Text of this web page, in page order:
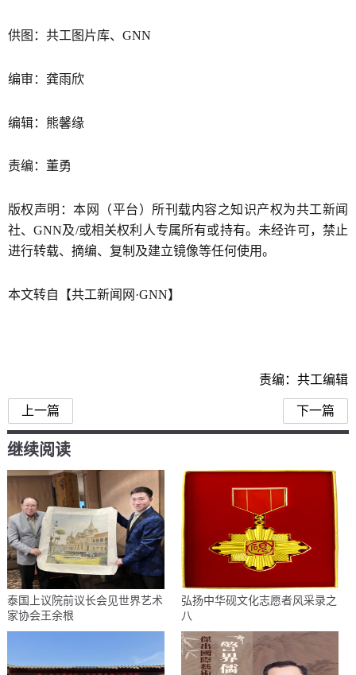
供图：共工图片库、GNN
编审：龚雨欣
编辑：熊馨缘
责编：董勇
版权声明：本网（平台）所刊载内容之知识产权为共工新闻
社、GNN及/或相关权利人专属所有或持有。未经许可，禁止
进行转载、摘编、复制及建立镜像等任何使用。
本文转自【共工新闻网·GNN】
责编：共工编辑
上一篇 下一篇
继续阅读
泰国上议院前议长会见世界艺术
家协会王余根
弘扬中华砚文化志愿者风采录之
八